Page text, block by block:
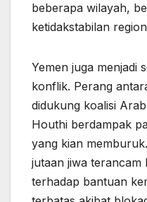
beberapa wilayah,
ketidakstabilan
Yemen juga menjadi
konflik. Perang
didukung koalisi
Houthi berdampak
yang kian
jutaan jiwa terancam
terhadap bantuan